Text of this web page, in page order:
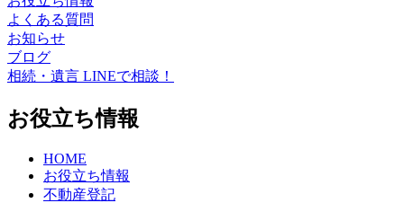
よくある質問
お知らせ
ブログ
相続・遺言 LINEで相談！
お役立ち情報
HOME
お役立ち情報
不動産登記